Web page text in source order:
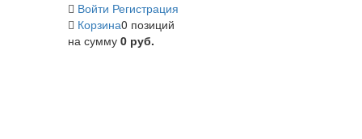
Войти Регистрация
Корзина0 позиций
на сумму 0 руб.